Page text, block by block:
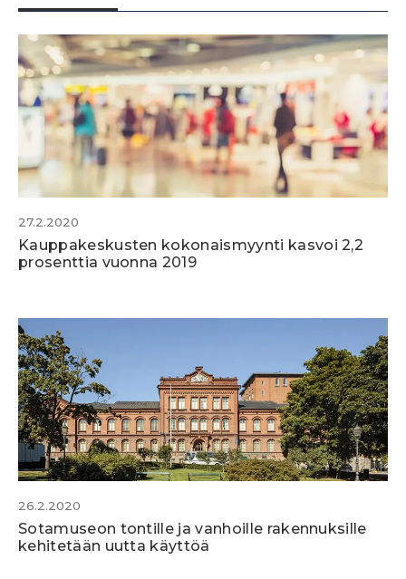
27.2.2020
Kauppakeskusten kokonaismyynti kasvoi 2,2
prosenttia vuonna 2019
26.2.2020
Sotamuseon tontille ja vanhoille rakennuksille
kehitetään uutta käyttöä